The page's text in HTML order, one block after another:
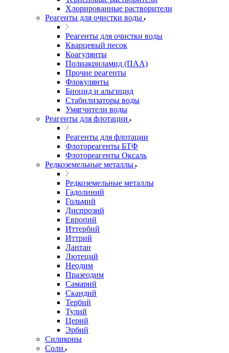
Хлорированные растворители
Реагенты для очистки воды
Реагенты для очистки воды
Кварцевый песок
Коагулянты
Полиакриламид (ПАА)
Прочие реагенты
Флокулянты
Биоцид и альгицид
Стабилизаторы воды
Умягчители воды
Реагенты для флотации
Реагенты для флотации
Флотореагенты БТФ
Флотореагенты Оксаль
Редкоземельные металлы
Редкоземельные металлы
Гадолиний
Гольмий
Диспрозий
Европий
Иттербий
Иттрий
Лантан
Лютеций
Неодим
Празеодим
Самарий
Скандий
Тербий
Тулий
Церий
Эрбий
Силиконы
Соли